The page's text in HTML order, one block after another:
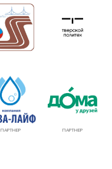
ПАРТНЕР ПАРТНЕР